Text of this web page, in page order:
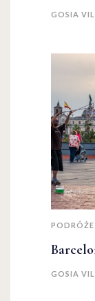
GOSIA
PODRÓŻE
GOSIA